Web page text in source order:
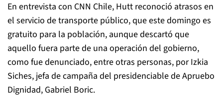
En entrevista con CNN Chile, Hutt reconoció atrasos en
el servicio de transporte público, que este domingo es
gratuito para la población, aunque descartó que
aquello fuera parte de una operación del gobierno,
como fue denunciado, entre otras personas, por Izkia
Siches, jefa de campaña del presidenciable de Apruebo
Dignidad, Gabriel Boric.